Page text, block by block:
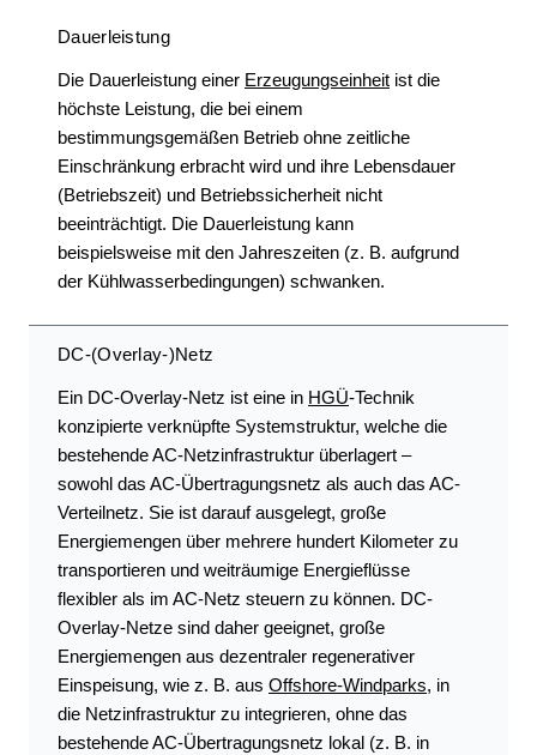
Dauerleistung
Die Dauerleistung einer Erzeugungseinheit ist die
höchste Leistung, die bei einem
bestimmungsgemäßen Betrieb ohne zeitliche
Einschränkung erbracht wird und ihre Lebensdauer
(Betriebszeit) und Betriebssicherheit nicht
beeinträchtigt. Die Dauerleistung kann
beispielsweise mit den Jahreszeiten (z. B. aufgrund
der Kühlwasserbedingungen) schwanken.
DC-(Overlay-)Netz
Ein DC-Overlay-Netz ist eine in HGÜ-Technik
konzipierte verknüpfte Systemstruktur, welche die
bestehende AC-Netzinfrastruktur überlagert –
sowohl das AC-Übertragungsnetz als auch das AC-
Verteilnetz. Sie ist darauf ausgelegt, große
Energiemengen über mehrere hundert Kilometer zu
transportieren und weiträumige Energieflüsse
flexibler als im AC-Netz steuern zu können. DC-
Overlay-Netze sind daher geeignet, große
Energiemengen aus dezentraler regenerativer
Einspeisung, wie z. B. aus Offshore-Windparks, in
die Netzinfrastruktur zu integrieren, ohne das
bestehende AC-Übertragungsnetz lokal (z. B. in